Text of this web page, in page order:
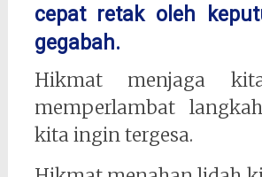
cepat retak oleh
gegabah.
Hikmat menjaga
memperlambat
kita ingin tergesa.